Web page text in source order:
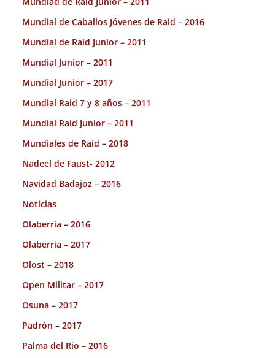
Mundial de Caballos Jóvenes de Raid – 2016
Mundial de Raid Junior – 2011
Mundial Junior – 2011
Mundial Junior – 2017
Mundial Raid 7 y 8 años – 2011
Mundial Raid Junior – 2011
Mundiales de Raid – 2018
Nadeel de Faust- 2012
Navidad Badajoz – 2016
Noticias
Olaberria – 2016
Olaberria – 2017
Olost – 2018
Open Militar – 2017
Osuna – 2017
Padrón – 2017
Palma del Rio – 2016